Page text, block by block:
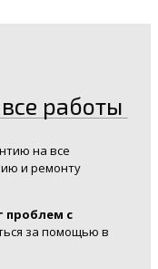
работы
на все
и ремонту
проблем с
за помощью в